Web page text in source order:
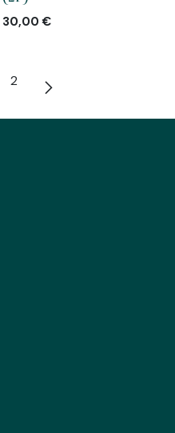
30,00 €
2